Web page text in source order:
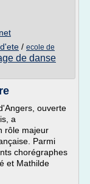
/ ecole de
de danse
ouverte
a
rôle majeur
Parmi
chorégraphes
et Mathilde